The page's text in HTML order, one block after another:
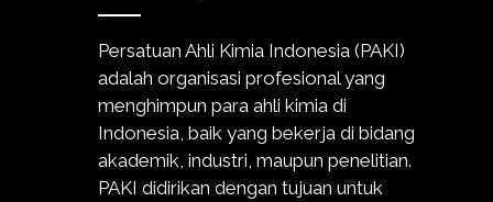
Persatuan Ahli Kimia Indonesia (PAKI)
adalah organisasi profesional yang
menghimpun para ahli kimia di
Indonesia, baik yang bekerja di bidang
akademik, industri, maupun penelitian.
PAKI didirikan dengan tujuan untuk